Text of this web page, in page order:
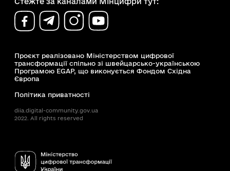
Проєкт реалізовано Міністерством цифрової
трансформації спільно зі швейцарсько-українською
Програмою EGAP, що виконується Фондом Східна
Європа
Політика приватності
diia.digital-community.gov.ua
2022. All rights reserved